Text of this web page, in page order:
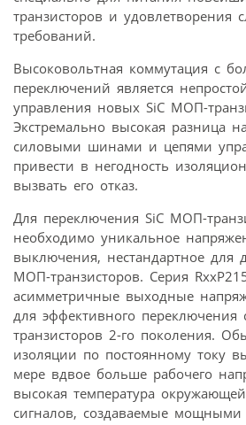
транзисторов и удовлетворения
требований.
Высоковольтная коммутация с
переключений является
управления новых SiC МОП-
Экстремально высокая разница
силовыми шинами и цепями
привести в негодность
вызвать его отказ.
Для переключения SiC МОП-
необходимо уникальное
выключения, нестандартное для
МОП-транзисторов. Серия
асимметричные выходные
для эффективного переключения
транзисторов 2-го поколения.
изоляции по постоянному току
мере вдвое больше рабочего
высокая температура
сигналов, создаваемые мощными